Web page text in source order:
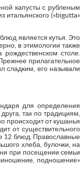
капусты с рубленым
итальянского («bigutta»
является кутья. Это
в этимологии также
столе.
прилагательное
сладким, его называли
для определения
так по традициям,
происходит от кушанья
от существительного
12 блюд. Православные
хлеба, булочки, на
при посещении семьи
подношение»